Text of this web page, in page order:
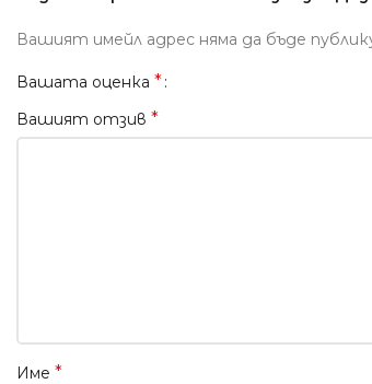
Вашият имейл адрес няма да бъде
Вашата оценка *
Вашият отзив *
Име *